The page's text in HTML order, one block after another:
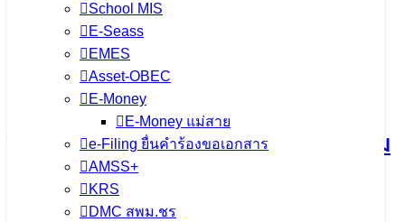
School MIS
E-Seass
EMES
Asset-OBEC
E-Money
E-Money แม่สาย
e-Filing ยื่นคำร้องขอเอกสาร
AMSS+
KRS
DMC สพม.ชร
การประชุมคณะกรรมการขับเคลื่อน
การนำเข้าข้อมูล OIT+ ประจำ
ปีงบประมาณ พ.ศ. 2569 มุ่งยกระดับความ
โปร่งใสในการดำเนินงาน